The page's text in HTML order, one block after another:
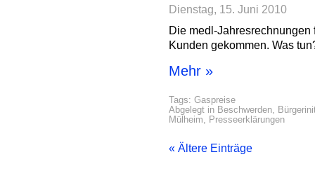
Dienstag, 15. Juni 2010
Die medl-
Kunden gekommen. Was
Mehr »
Tags: Gaspreise
Abgelegt in Beschwerden,
Mülheim, Presseerklärungen
« Ältere Einträge